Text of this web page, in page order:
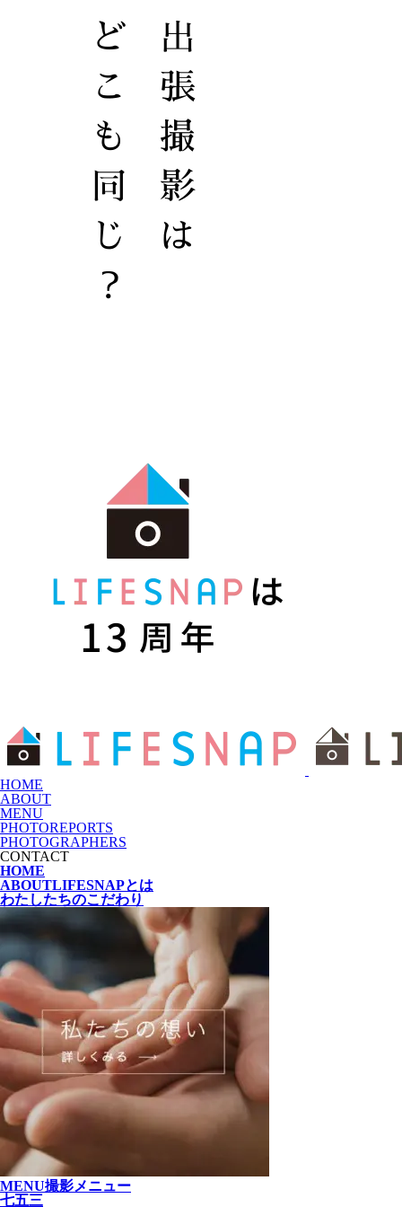
HOME
ABOUT
MENU
PHOTOREPORTS
PHOTOGRAPHERS
CONTACT
HOME
ABOUTLIFESNAPとは
わたしたちのこだわり
MENU撮影メニュー
七五三